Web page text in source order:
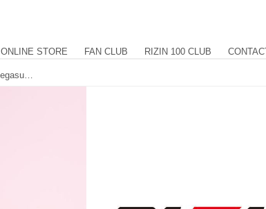
ONLINE STORE FAN CLUB RIZIN 100 CLUB CONTACT